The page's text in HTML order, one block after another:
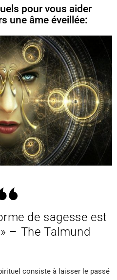
pour vous aider
une âme éveillée:
de sagesse est
– The Talmund
consiste à laisser le passé